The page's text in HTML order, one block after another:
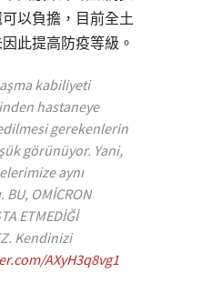
以負擔，目前全土
此提高防疫等級。
kabiliyeti
hastaneye
gerekenlerin
görünüyor. Yani,
aynı
BU, OMİCRON
ETMEDİĞİ
Kendinizi
AXyH3q8vg1